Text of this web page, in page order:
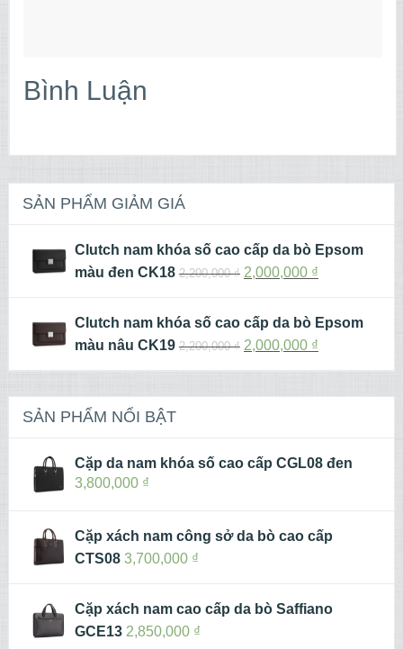
Bình Luận
SẢN PHẨM GIẢM GIÁ
Clutch nam khóa số cao cấp da bò Epsom
màu đen CK18 2,200,000₫ 2,000,000 ₫
Clutch nam khóa số cao cấp da bò Epsom
màu nâu CK19 2,200,000₫ 2,000,000 ₫
SẢN PHẨM NỔI BẬT
Cặp da nam khóa số cao cấp CGL08 đen
3,800,000 ₫
Cặp xách nam công sở da bò cao cấp
CTS08 3,700,000 ₫
Cặp xách nam cao cấp da bò Saffiano
GCE13 2,850,000 ₫